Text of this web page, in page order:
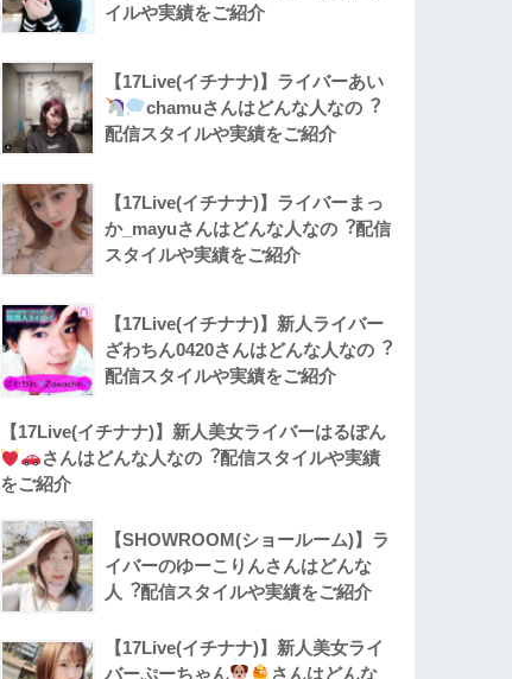
イルや実績をご紹介
【17Live(イチナナ)】ライバーあい
chamuさんはどんな人なの︖
配信スタイルや実績をご紹介
【17Live(イチナナ)】ライバーまっ
か_mayuさんはどんな人なの︖配信
スタイルや実績をご紹介
【17Live(イチナナ)】新人ライバー
ざわちん0420さんはどんな人なの︖
配信スタイルや実績をご紹介
【17Live(イチナナ)】新人美女ライバーはるぽん
さんはどんな人なの︖配信スタイルや実績
をご紹介
【SHOWROOM(ショールーム)】ラ
イバーのゆーこりんさんはどんな
人︖配信スタイルや実績をご紹介
【17Live(イチナナ)】新人美女ライ
バーぷーちゃん
さんはどんな